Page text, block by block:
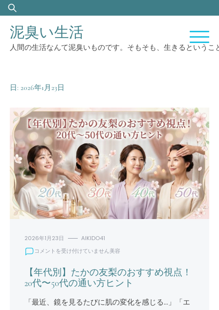
Skip
to
content
索:
泥臭い生活
人間の生活なんて泥臭いものです。そもそも、生きるという
日: 2026年1月23日
2026年1月23日
AIKIDO41
【年
別】
た
か
の
友
コメントを受け付けていません美容
【年代別】たかの友梨のおすすめ視点！
20代〜50代の通い方ヒント
「最近、鏡を見るたびに肌の変化を感じる…」「エ